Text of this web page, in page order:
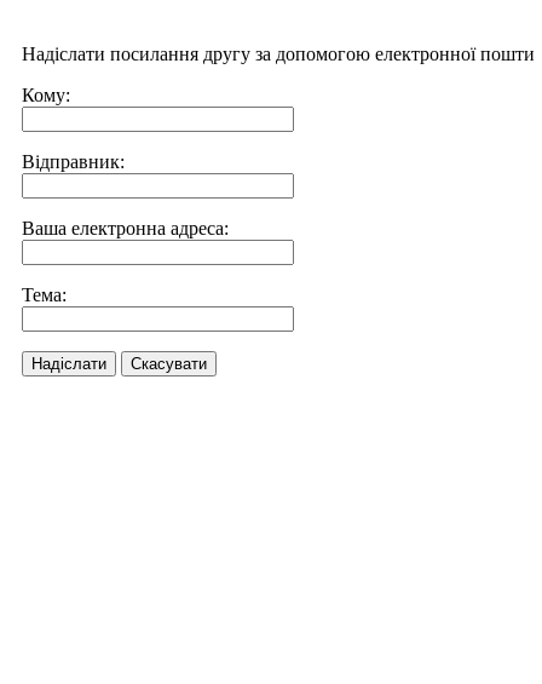
Надіслати посилання другу за допомогою електронної пошти
Кому:
Відправник:
Ваша електронна адреса:
Тема:
Надіслати Скасувати